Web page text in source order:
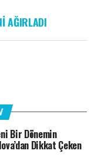
AĞIRLADI
Bir Dönemin
Dikkat Çeken